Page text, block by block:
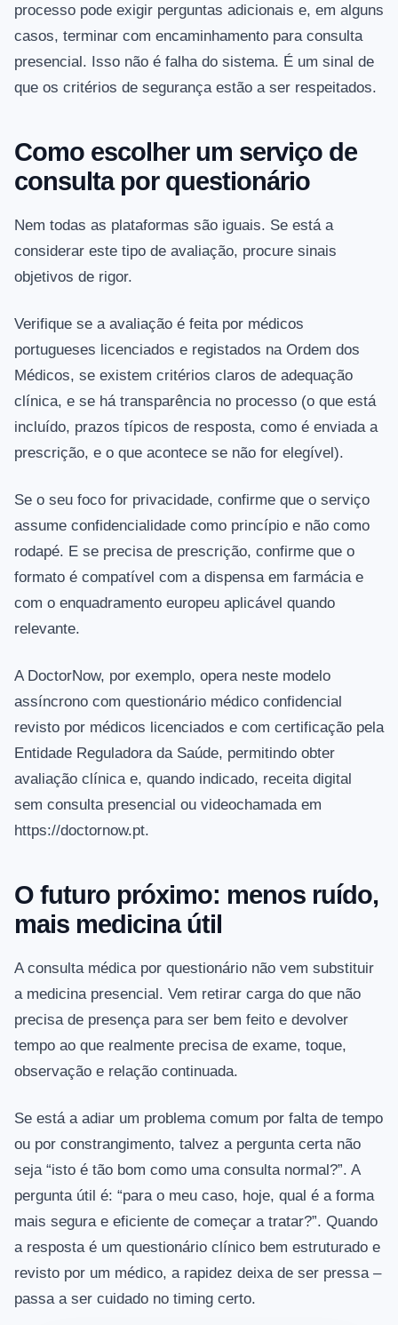
processo pode exigir perguntas adicionais e, em alguns
casos, terminar com encaminhamento para consulta
presencial. Isso não é falha do sistema. É um sinal de
que os critérios de segurança estão a ser respeitados.
Como escolher um serviço de
consulta por questionário
Nem todas as plataformas são iguais. Se está a
considerar este tipo de avaliação, procure sinais
objetivos de rigor.
Verifique se a avaliação é feita por médicos
portugueses licenciados e registados na Ordem dos
Médicos, se existem critérios claros de adequação
clínica, e se há transparência no processo (o que está
incluído, prazos típicos de resposta, como é enviada a
prescrição, e o que acontece se não for elegível).
Se o seu foco for privacidade, confirme que o serviço
assume confidencialidade como princípio e não como
rodapé. E se precisa de prescrição, confirme que o
formato é compatível com a dispensa em farmácia e
com o enquadramento europeu aplicável quando
relevante.
A DoctorNow, por exemplo, opera neste modelo
assíncrono com questionário médico confidencial
revisto por médicos licenciados e com certificação pela
Entidade Reguladora da Saúde, permitindo obter
avaliação clínica e, quando indicado, receita digital
sem consulta presencial ou videochamada em
https://doctornow.pt.
O futuro próximo: menos ruído,
mais medicina útil
A consulta médica por questionário não vem substituir
a medicina presencial. Vem retirar carga do que não
precisa de presença para ser bem feito e devolver
tempo ao que realmente precisa de exame, toque,
observação e relação continuada.
Se está a adiar um problema comum por falta de tempo
ou por constrangimento, talvez a pergunta certa não
seja “isto é tão bom como uma consulta normal?”. A
pergunta útil é: “para o meu caso, hoje, qual é a forma
mais segura e eficiente de começar a tratar?”. Quando
a resposta é um questionário clínico bem estruturado e
revisto por um médico, a rapidez deixa de ser pressa –
passa a ser cuidado no timing certo.